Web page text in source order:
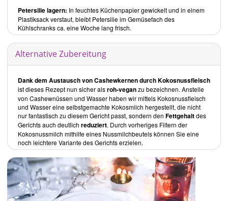
Rohkost
Journal
Heartisan Bowls Shop
verschiedene Kapitel untergliedert sind:
Frühstück
Hauptspeisen
Salate
Snacks
Smoothies & Säfte
Desserts & Süsses
Rezepte
Frühstück:
Hier finden Sie Müslis und Bowls. Als Beispiel ist derVanille-Zimt
Petersilie lagern: In feuchtes Küchenpapier gewickelt und in einem
Plastiksack verstaut, bleibt Petersilie im Gemüsefach des
Kühlschranks ca. eine Woche lang frisch.
Alternative Zubereitung
Dank dem Austausch von Cashewkernen durch Kokosnussfleisch
ist dieses Rezept nun sicher alsroh-veganzu bezeichnen. Anstelle
von Cashewnüssen und Wasser haben wir mittels Kokosnussfleisch
und Wasser eine selbstgemachte Kokosmilch hergestellt, die nicht
nur fantastisch zu diesem Gericht passt, sondern den Fettgehaltdes
Gerichts auch deutlich reduziert. Durch vorheriges Filtern der
Kokosnussmilch mithilfe eines Nussmilchbeutels können Sie eine
noch leichtere Variante des Gerichts erzielen.